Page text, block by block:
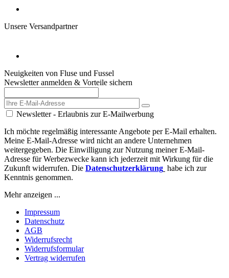
Unsere Zahlarten
Unsere Versandpartner
Neuigkeiten von Fluse und Fussel
Newsletter anmelden & Vorteile sichern
Newsletter - Erlaubnis zur E-Mailwerbung
Ich möchte regelmäßig interessante Angebote per E-Mail erhalten.
Meine E-Mail-Adresse wird nicht an andere Unternehmen
weitergegeben. Die Einwilligung zur Nutzung meiner E-Mail-
Zukunft widerrufen. Die
Mehr anzeigen ...
Impressum
Datenschutz
AGB